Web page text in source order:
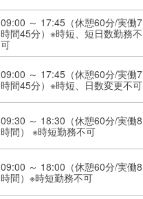
09:00 ～ 17:45（休憩60分/実働7
時間45分）※時短、短日数勤務不
可
09:00 ～ 17:45（休憩60分/実働7
時間45分）※時短、日数変更不可
09:30 ～ 18:30（休憩60分/実働8
時間） ※時短勤務不可
09:00 ～ 18:00（休憩60分/実働8
時間）※時短勤務不可